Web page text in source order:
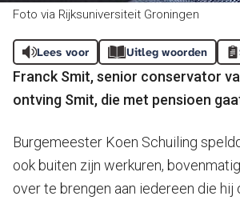
Foto via Rijksuniversiteit Groningen
Lees voor Uitleg woorden
Franck Smit, senior conservator
ontving Smit, die met pensioen
Burgemeester Koen Schuiling
ook buiten zijn werkuren,
over te brengen aan iedereen die